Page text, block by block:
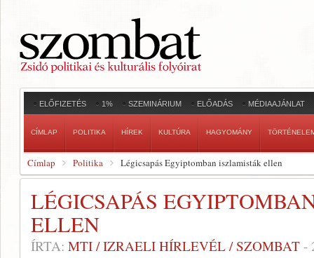
ELŐFIZETÉS 1% SZEMINÁRIUM ELŐADÁS MÉDIAAJÁNLAT
CÍMLAP POLITIKA HÍREK KULTÚRA HAGYOMÁNY
Címlap Politika Légicsapás Egyiptomban iszlamisták ellen
LÉGICSAPÁS
ELLEN
ÍRTA: MTI / IZRAELI HÍRLEVÉL / SZOMBAT -